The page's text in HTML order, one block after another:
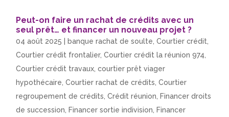
Peut-on faire un rachat de crédits avec un
seul prêt… et financer un nouveau projet ?
04 août 2025 banque rachat de soulte ,Courtier crédit
Courtier crédit frontalier,Courtier crédit la réunion 974
Courtier crédit travaux ,courtier prêt viager
hypothécaire ,Courtier rachat de crédits ,Courtier
regroupement de crédits ,Crédit réunion
Financer droits
de succession
Financer sortie indivision
Financer